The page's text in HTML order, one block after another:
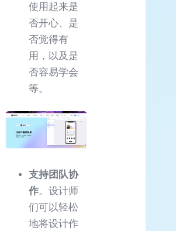
使用起来是
否开心、是
否觉得有
用，以及是
否容易学会
等。
支持团队协
作。设计师
们可以轻松
地将设计作